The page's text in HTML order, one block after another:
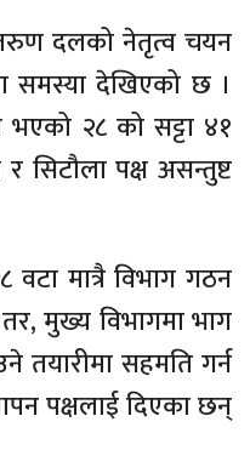
दलको नेतृत्व चयन
समस्या देखिएको छ ।
भएको २८ को सट्टा ४१
सिटौला पक्ष असन्तुष्ट
मात्रै विभाग गठन
मुख्य विभागमा भाग
तयारीमा सहमति गर्न
पक्षलाई दिएका छन्